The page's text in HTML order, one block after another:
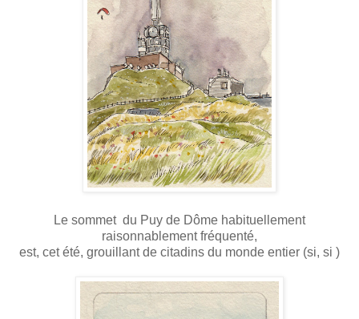
Le sommet du Puy de Dôme habituellement
raisonnablement fréquenté,
est, cet été, grouillant de citadins du monde entier (si, si )